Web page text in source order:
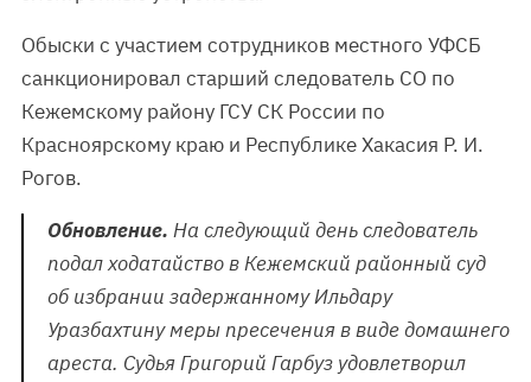
Обыски с участием сотрудников местного УФСБ
санкционировал старший следователь СО по
Кежемскому району ГСУ СК России по
Красноярскому краю и Республике Хакасия Р. И.
Рогов.
Обновление. На следующий день следователь
подал ходатайство в Кежемский районный суд
об избрании задержанному Ильдару
Уразбахтину меры пресечения в виде домашнего
ареста. Судья Григорий Гарбуз удовлетворил